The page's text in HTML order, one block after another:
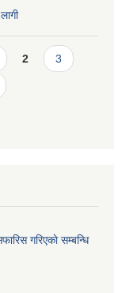
2 3
गरिएकाे सम्बन्धि